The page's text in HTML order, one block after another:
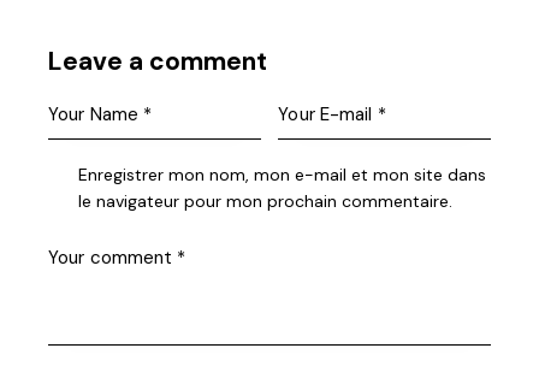
Leave a comment
Enregistrer mon nom, mon e-mail et mon site dans
le navigateur pour mon prochain commentaire.